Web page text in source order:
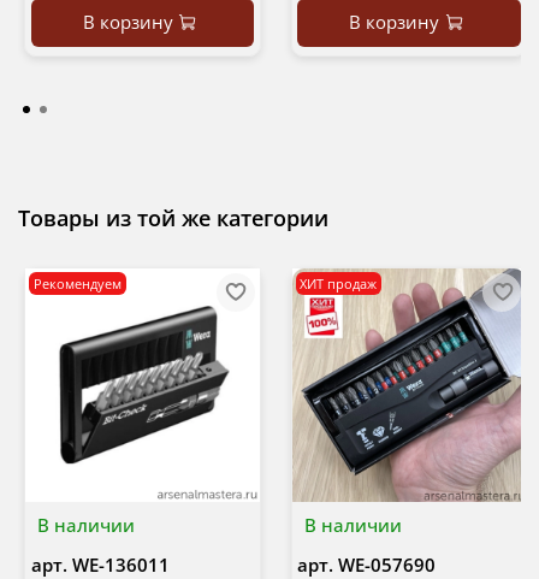
В корзину В корзину
Товары из той же категории
В наличии
Рекомендуем
арт. WE-136011
В наличии
ХИТ продаж
арт. WE-057690